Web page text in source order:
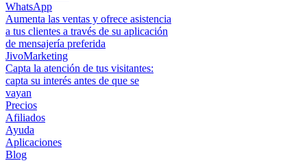
WhatsApp
Aumenta las ventas y ofrece asistencia
a tus clientes a través de su aplicación
de mensajería preferida
JivoMarketing
Capta la atención de tus visitantes:
capta su interés antes de que se
vayan
Precios
Afiliados
Ayuda
Aplicaciones
Blog